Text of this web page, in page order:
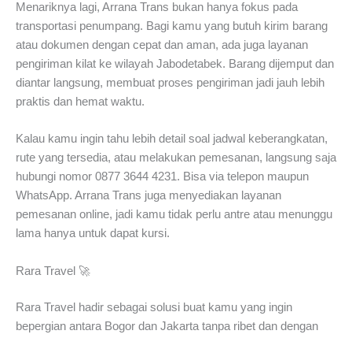
Menariknya lagi, Arrana Trans bukan hanya fokus pada
transportasi penumpang. Bagi kamu yang butuh kirim barang
atau dokumen dengan cepat dan aman, ada juga layanan
pengiriman kilat ke wilayah Jabodetabek. Barang dijemput dan
diantar langsung, membuat proses pengiriman jadi jauh lebih
praktis dan hemat waktu.
Kalau kamu ingin tahu lebih detail soal jadwal keberangkatan,
rute yang tersedia, atau melakukan pemesanan, langsung saja
hubungi nomor 0877 3644 4231. Bisa via telepon maupun
WhatsApp. Arrana Trans juga menyediakan layanan
pemesanan online, jadi kamu tidak perlu antre atau menunggu
lama hanya untuk dapat kursi.
Rara Travel 🚀
Rara Travel hadir sebagai solusi buat kamu yang ingin
bepergian antara Bogor dan Jakarta tanpa ribet dan dengan